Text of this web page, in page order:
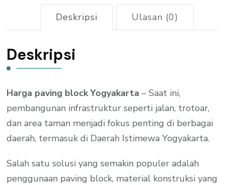
Deskripsi Ulasan (0)
Deskripsi
Harga paving block Yogyakarta – Saat ini,
pembangunan infrastruktur seperti jalan, trotoar,
dan area taman menjadi fokus penting di berbagai
daerah, termasuk di Daerah Istimewa Yogyakarta.
Salah satu solusi yang semakin populer adalah
penggunaan paving block, material konstruksi yang